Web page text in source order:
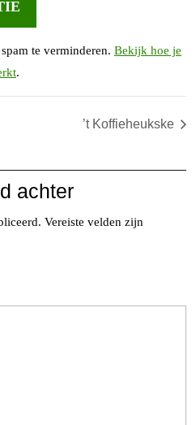
te verminderen. Bekijk hoe je
.
’t Koffieheukske
achter
Vereiste velden zijn